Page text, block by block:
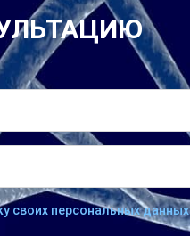
своих персональных данных